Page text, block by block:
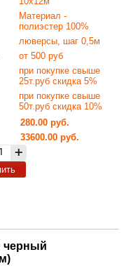
Материал -
полиэстер 100%
люверсы, шаг 0,5м
от 500 руб
при покупке свыше
25т.руб скидка 5%
при покупке свыше
50т.руб скидка 10%
280.00 руб.
33600.00 руб.
+
черный